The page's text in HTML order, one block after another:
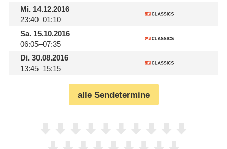
Mi.14.12.2016
23:40–01:10
Sa.15.10.2016
06:05–07:35
Di.30.08.2016
13:45–15:15
alle Sendetermine